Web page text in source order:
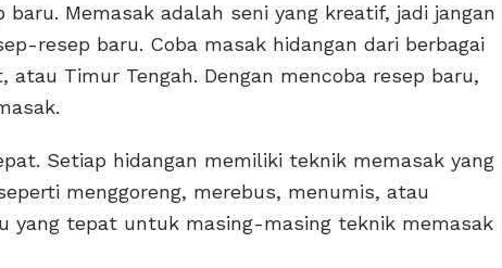
Memasak adalah seni yang kreatif, jadi jangan
resep baru. Coba masak hidangan dari berbagai
atau Timur Tengah. Dengan mencoba resep baru,
Setiap hidangan memiliki teknik memasak yang
menggoreng, merebus, menumis, atau
yang tepat untuk masing-masing teknik memasak